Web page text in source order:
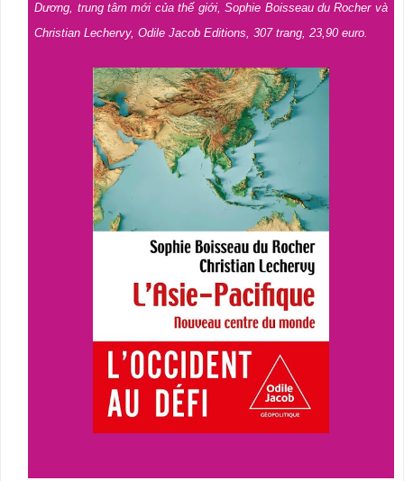
Dương, trung tâm mới của thế giới, Sophie Boisseau du Rocher và
Christian Lechervy, Odile Jacob Editions, 307 trang, 23,90 euro.